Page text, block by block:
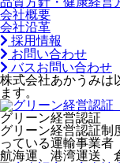
会社概要
会社沿革
採用情報
お問い合わせ
バスお問い合わせ
株式会社あかうみは
ます。
グリーン経営認証
グリーン経営認証制
っている運輸事業者
航海運、港湾運送、